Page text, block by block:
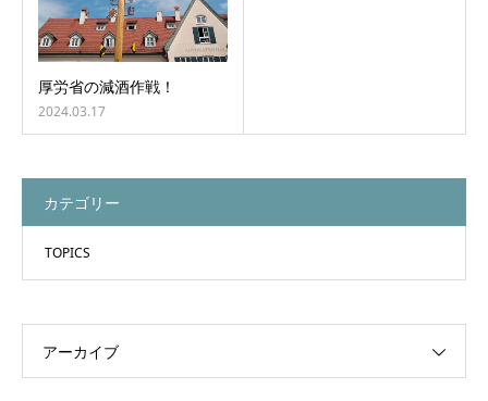
厚労省の減酒作戦！
2024.03.17
カテゴリー
TOPICS
アーカイブ